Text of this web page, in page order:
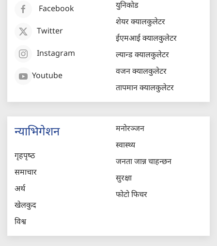
Facebook
Twitter
Instagram
Youtube
युनिकोड
शेयर क्यालकुलेटर
ईएमआई क्यालकुलेटर
ल्यान्ड क्यालकुलेटर
वजन क्यालकुलेटर
तापमान क्यालकुलेटर
न्याभिगेशन
गृहपृष्‍ठ
समाचार
अर्थ
खेलकुद
विश्व
मनोरञ्जन
स्वास्थ्य
जनता जान्न चाहन्छन
सुरक्षा
फोटो फिचर